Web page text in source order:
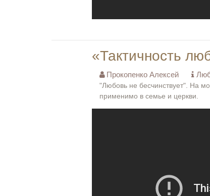
«Тактичность
Прокопенко Алексей
"Любовь не бесчинствует". На
применимо в семье и церкви.